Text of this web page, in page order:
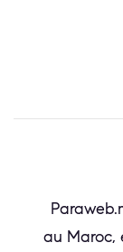
au Maroc,